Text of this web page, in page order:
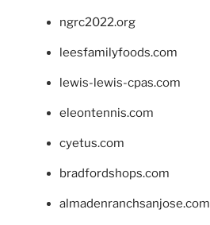
ngrc2022.org
leesfamilyfoods.com
lewis-lewis-cpas.com
eleontennis.com
cyetus.com
bradfordshops.com
almadenranchsanjose.com